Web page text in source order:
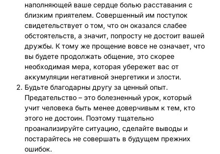
наполняющей ваше сердце болью расставания с
близким приятелем. Совершенный им поступок
свидетельствует о том, что он оказался слабее
обстоятельств, а значит, попросту не достоит вашей
дружбы. К тому же прощение вовсе не означает, что
вы будете продолжать общение, это скорее
необходимая мера, которая убережет вас от
аккумуляции негативной энергетики и злости.
Будьте благодарны другу за ценный опыт.
Предательство – это болезненный урок, который
учит человека быть менее доверчивым к тем, кто
этого не достоин. Поэтому тщательно
проанализируйте ситуацию, сделайте выводы и
постарайтесь не совершать в будущем прежних
ошибок.